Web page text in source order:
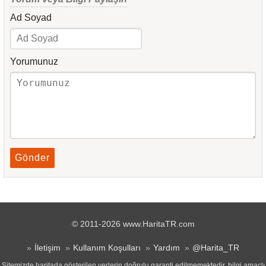
Ad Soyad
Yorumunuz
Gönder
© 2011-2026 www.HaritaTR.com
İletişim Kullanım Koşulları Yardım @Harita_TR